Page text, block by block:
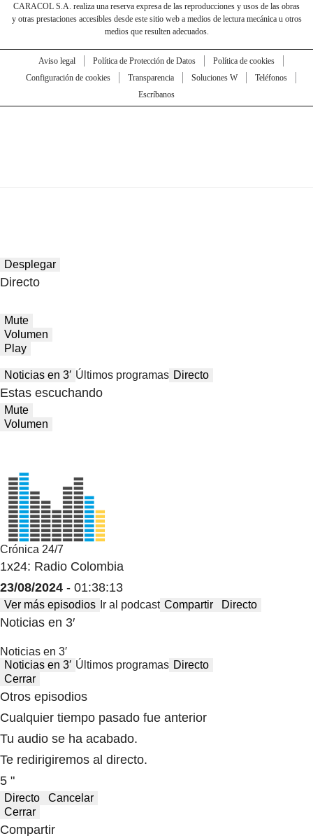
CARACOL S.A. realiza una reserva expresa de las reproducciones y usos de las obras
y otras prestaciones accesibles desde este sitio web a medios de lectura mecánica u otros
medios que resulten adecuados.
Aviso legal Política de Protección de Datos
Política de cookies
Configuración de cookies
Transparencia Soluciones W
Teléfonos
Escríbanos
Desplegar
Directo
Mute
Volumen
Play
Noticias en 3′ Últimos programas Directo
Estas escuchando
Mute
Volumen
Crónica 24/7
1x24: Radio Colombia
23/08/2024 - 01:38:13
Ver más episodios Ir al podcast Compartir Directo
Noticias en 3′
Noticias en 3′
Noticias en 3′ Últimos programas Directo
Cerrar
Otros episodios
Cualquier tiempo pasado fue anterior
Tu audio se ha acabado.
Te redirigiremos al directo.
5 "
Directo
Cancelar
Cerrar
Compartir